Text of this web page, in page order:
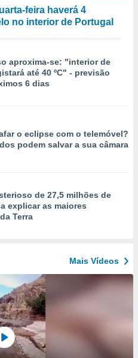
feira haverá 4
no interior de Portugal
aproxima-se: "interior de
até 40 ºC" - previsão
6 dias
o eclipse com o telemóvel?
podem salvar a sua câmara
de 27,5 milhões de
explicar as maiores
Terra
Mais Vídeos